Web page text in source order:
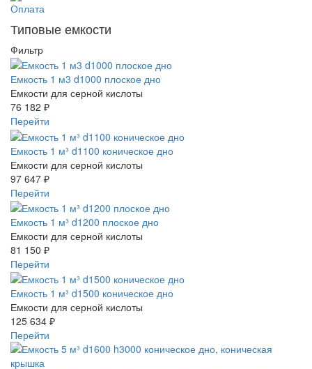
Оплата
Типовые емкости
Фильтр
Емкость 1 м3 d1000 плоское дно
Емкости для серной кислоты
76 182 ₽
Перейти
Емкость 1 м³ d1100 коническое дно
Емкости для серной кислоты
97 647 ₽
Перейти
Емкость 1 м³ d1200 плоское дно
Емкости для серной кислоты
81 150 ₽
Перейти
Емкость 1 м³ d1500 коническое дно
Емкости для серной кислоты
125 634 ₽
Перейти